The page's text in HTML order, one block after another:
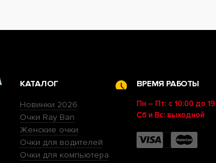
КАТАЛОГ
Новинки 2026
Очки Ray Ban
Женские очки
Очки для водителей
Очки для компьютера
ВРЕМЯ РАБОТЫ
Пн – Пт: с 10:00 до
Сб и Вс: выходной